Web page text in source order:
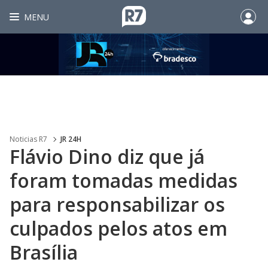
MENU
Noticias R7 JR 24H
Flávio Dino diz que já
foram tomadas medidas
para responsabilizar os
culpados pelos atos em
Brasília